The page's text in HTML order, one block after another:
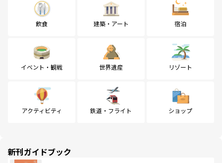
飲食 建築・アート 宿泊
イベント・観戦 世界遺産 リゾート
アクティビティ 鉄道・フライト ショップ
新刊ガイドブック